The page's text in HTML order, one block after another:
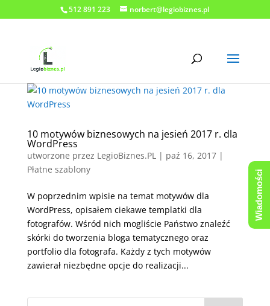
512 891 223 norbert@legiobiznes.pl
10 motywów biznesowych na jesień 2017 r. dla
WordPress
utworzone przez LegioBiznes.PL| paź 16, 2017|
Płatne szablony
W poprzednim wpisie na temat motywów dla
WordPress, opisałem ciekawe templatki dla
fotografów. Wśród nich mogliście Państwo znaleźć
skórki do tworzenia bloga tematycznego oraz
portfolio dla fotografa. Każdy z tych motywów
zawierał niezbędne opcje do realizacji...
Wiadomości